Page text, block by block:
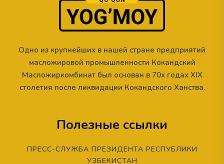
Одно из крупнейших в нашей стране предприятий
масложировой промышленности Кокандский
Масложиркомбинат был основан в 70х годах XIX
столетия после ликвидации Кокандского Ханства.
Полезные ссылки
ПРЕСС-СЛУЖБА ПРЕЗИДЕНТА РЕСПУБЛИКИ
УЗБЕКИСТАН